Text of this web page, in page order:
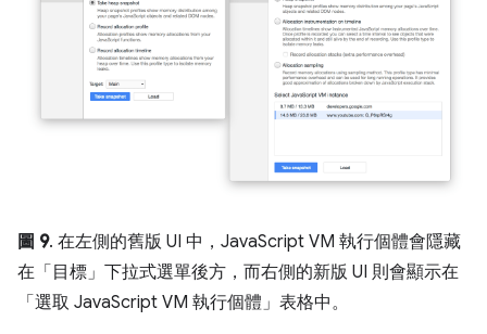
圖 9. 在左側的舊版 UI 中，JavaScript VM 執行個體會隱藏
在「目標」 下拉式選單後方，而右側的新版 UI 則會顯示在
「選取 JavaScript VM 執行個體」 表格中。